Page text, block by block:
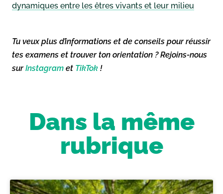
dynamiques entre les êtres vivants et leur milieu
Tu veux plus d’informations et de conseils pour réussir
tes examens et trouver ton orientation ? Rejoins-nous
surInstagram et TikTok !
Dans la même
rubrique